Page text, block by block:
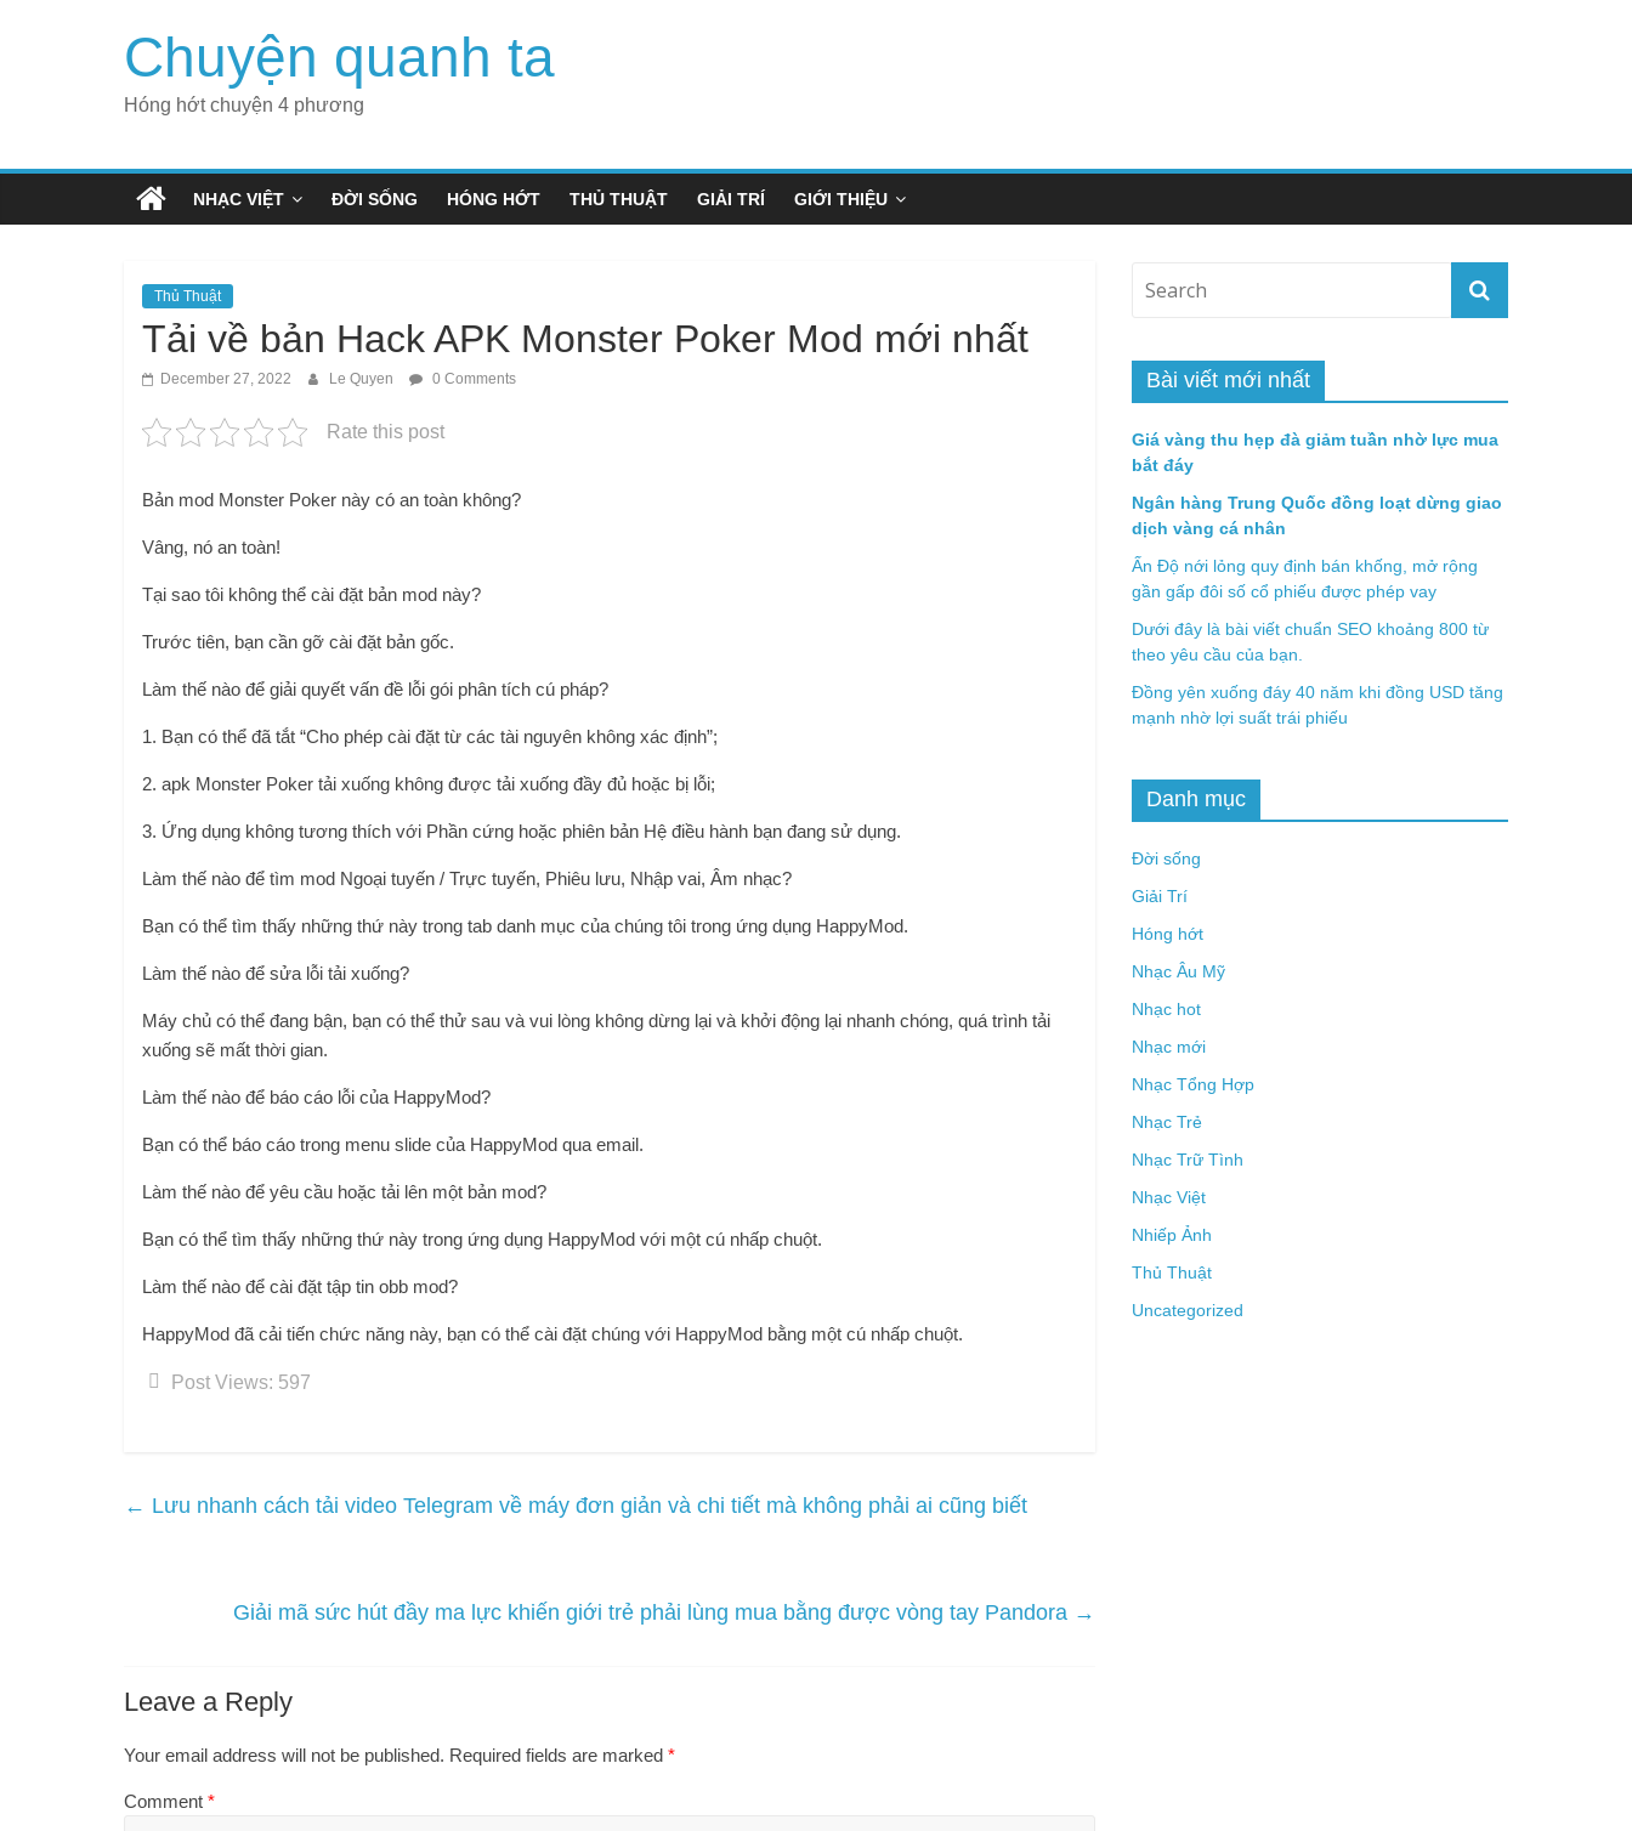
Chuyện quanh ta
Hóng hớt chuyện 4 phương
NHẠC VIỆT ĐỜI SỐNG HÓNG HỚT THỦ THUẬT GIẢI TRÍ GIỚI THIỆU
Thủ Thuật
Tải về bản Hack APK Monster Poker Mod mới nhất
December 27, 2022 Le Quyen 0 Comments
Rate this post
Bản mod Monster Poker này có an toàn không?
Vâng, nó an toàn!
Tại sao tôi không thể cài đặt bản mod này?
Trước tiên, bạn cần gỡ cài đặt bản gốc.
Làm thế nào để giải quyết vấn đề lỗi gói phân tích cú pháp?
1. Bạn có thể đã tắt “Cho phép cài đặt từ các tài nguyên không xác định”;
2. apk Monster Poker tải xuống không được tải xuống đầy đủ hoặc bị lỗi;
3. Ứng dụng không tương thích với Phần cứng hoặc phiên bản Hệ điều hành bạn đang sử dụng.
Làm thế nào để tìm mod Ngoại tuyến / Trực tuyến, Phiêu lưu, Nhập vai, Âm nhạc?
Bạn có thể tìm thấy những thứ này trong tab danh mục của chúng tôi trong ứng dụng HappyMod.
Làm thế nào để sửa lỗi tải xuống?
Máy chủ có thể đang bận, bạn có thể thử sau và vui lòng không dừng lại và khởi động lại nhanh chóng, quá trình tải
xuống sẽ mất thời gian.
Làm thế nào để báo cáo lỗi của HappyMod?
Bạn có thể báo cáo trong menu slide của HappyMod qua email.
Làm thế nào để yêu cầu hoặc tải lên một bản mod?
Bạn có thể tìm thấy những thứ này trong ứng dụng HappyMod với một cú nhấp chuột.
Làm thế nào để cài đặt tập tin obb mod?
HappyMod đã cải tiến chức năng này, bạn có thể cài đặt chúng với HappyMod bằng một cú nhấp chuột.
Post Views: 597
← Lưu nhanh cách tải video Telegram về máy đơn giản và chi tiết mà không phải ai cũng biết
Giải mã sức hút đầy ma lực khiến giới trẻ phải lùng mua bằng được vòng tay Pandora →
Leave a Reply
Your email address will not be published. Required fields are marked *
Comment *
Bài viết mới nhất
Giá vàng thu hẹp đà giảm tuần nhờ lực mua
bắt đáy
Ngân hàng Trung Quốc đồng loạt dừng giao
dịch vàng cá nhân
Ấn Độ nới lỏng quy định bán khống, mở rộng
gần gấp đôi số cổ phiếu được phép vay
Dưới đây là bài viết chuẩn SEO khoảng 800 từ
theo yêu cầu của bạn.
Đồng yên xuống đáy 40 năm khi đồng USD tăng
mạnh nhờ lợi suất trái phiếu
Danh mục
Đời sống
Giải Trí
Hóng hớt
Nhạc Âu Mỹ
Nhạc hot
Nhạc mới
Nhạc Tổng Hợp
Nhạc Trẻ
Nhạc Trữ Tình
Nhạc Việt
Nhiếp Ảnh
Thủ Thuật
Uncategorized